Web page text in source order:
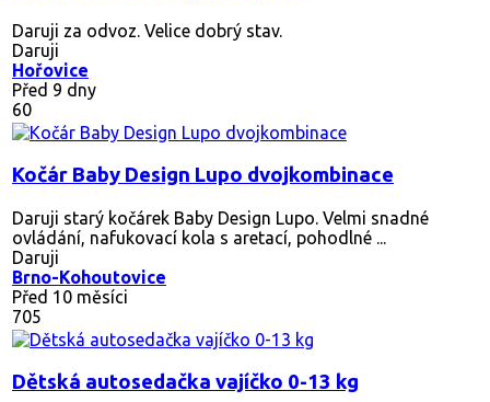
Daruji za odvoz. Velice dobrý stav.
Daruji
Hořovice
Před 9 dny
60
Kočár Baby Design Lupo dvojkombinace
Daruji starý kočárek Baby Design Lupo. Velmi snadné
ovládání, nafukovací kola s aretací, pohodlné ...
Daruji
Brno-Kohoutovice
Před 10 měsíci
705
Dětská autosedačka vajíčko 0-13 kg